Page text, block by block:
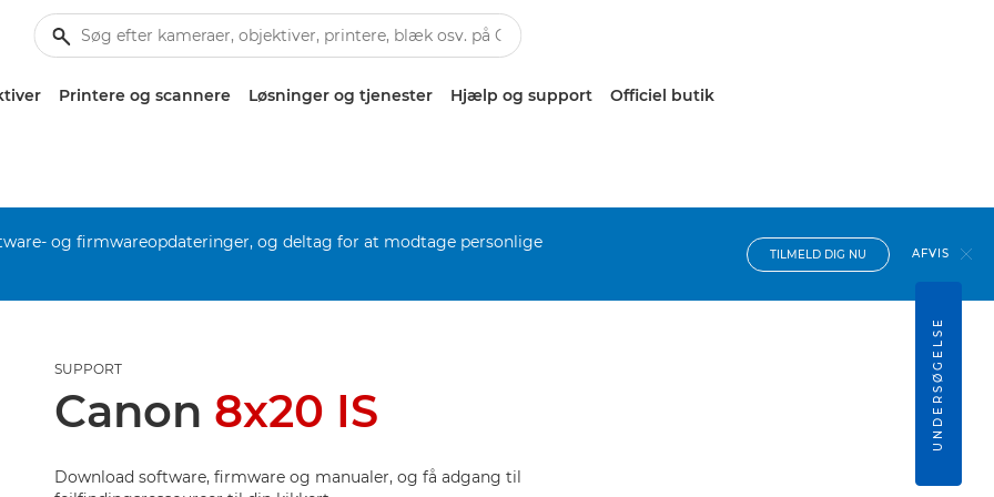
Printere og scannere Løsninger og tjenester Hjælp og support Officiel butik
og firmwareopdateringer, og deltag for at modtage personlige
TILMELD DIG NU AFVIS
SUPPORT
Canon 8x20 IS
Download software, firmware og manualer, og få adgang til
UNDERSØGELSE